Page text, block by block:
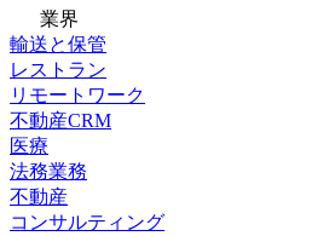
業界
輸送と保管
レストラン
リモートワーク
不動産CRM
医療
法務業務
不動産
コンサルティング